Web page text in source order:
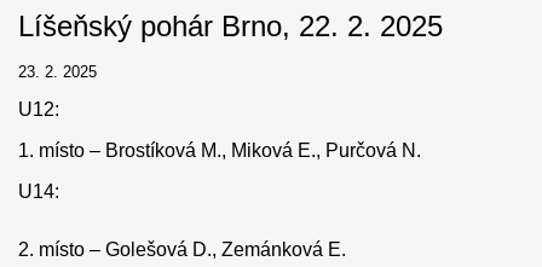
Líšeňský pohár Brno, 22. 2. 2025
23. 2. 2025
U12:
1. místo – Brostíková M., Miková E., Purčová N.
U14:
2. místo – Golešová D., Zemánková E.